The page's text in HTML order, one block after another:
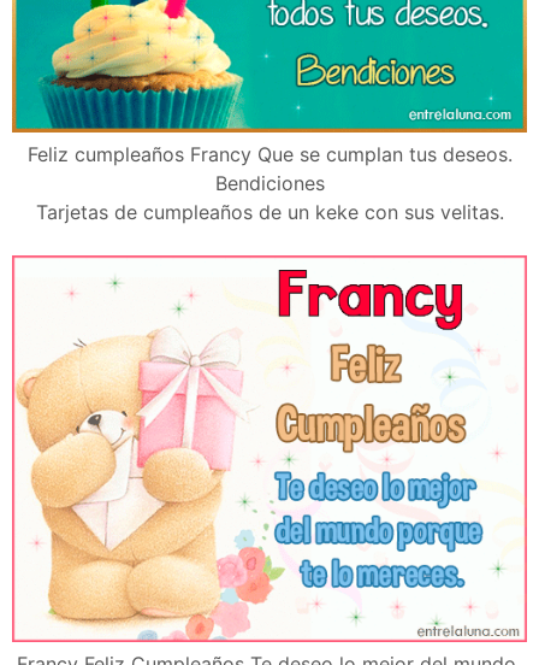
Feliz cumpleaños Francy Que se cumplan tus deseos.
Bendiciones
Tarjetas de cumpleaños de un keke con sus velitas.